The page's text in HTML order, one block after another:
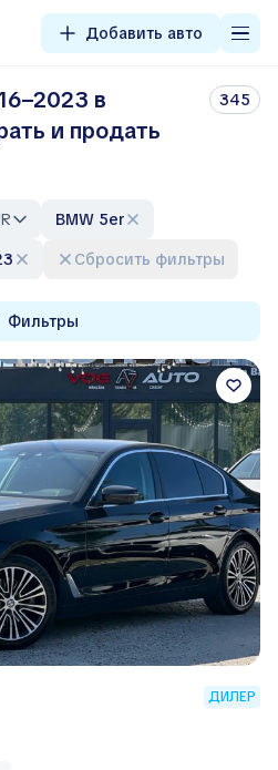
Добавить авто
в
и продать
345
BMW 5er
Сбросить фильтры
Фильтры
ДИЛЕР